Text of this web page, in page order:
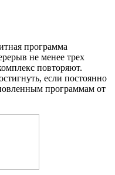
программа
не менее трех
повторяют.
если постоянно
программам от